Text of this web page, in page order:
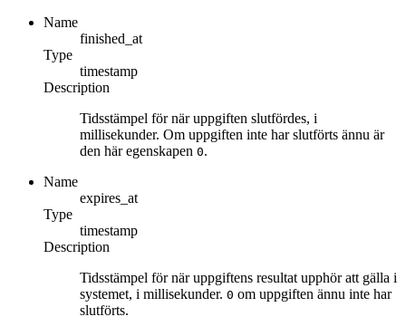
Name
finished_at
Type
timestamp
Description
Tidsstämpel för när uppgiften slutfördes, i
millisekunder. Om uppgiften inte har slutförts ännu är
den här egenskapen 0.
Name
expires_at
Type
timestamp
Description
Tidsstämpel för när uppgiftens resultat upphör att gälla i
systemet, i millisekunder. 0 om uppgiften ännu inte har
slutförts.